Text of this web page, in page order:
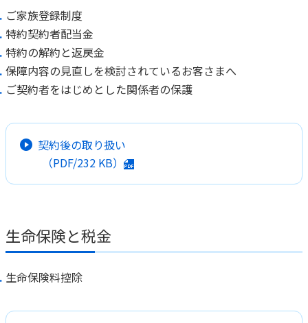
ご家族登録制度
特約契約者配当金
特約の解約と返戻金
保障内容の見直しを検討されているお客さまへ
ご契約者をはじめとした関係者の保護
契約後の取り扱い
（PDF/232 KB）
生命保険と税金
生命保険料控除